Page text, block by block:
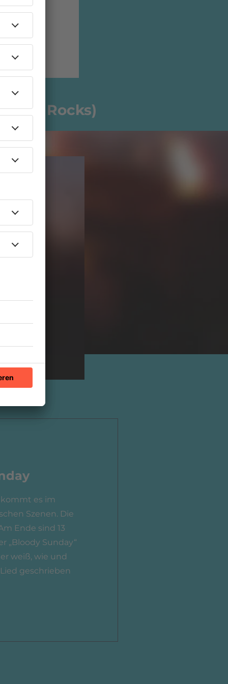
Red Rocks)
kommt es im
Szenen. Die
Ende sind 13
„Bloody Sunday“
weiß, wie und
geschrieben